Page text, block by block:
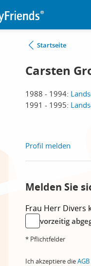
Startseite
Carsten
1988 - 1994:
1991 - 1995:
Profil melden
Melden Sie
Frau Herr Divers
vorzeitig
* Pflichtfelder
Ich akzeptiere dieAGB